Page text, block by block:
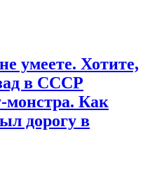
умеете. Хотите,
в СССР
монстра. Как
дорогу в